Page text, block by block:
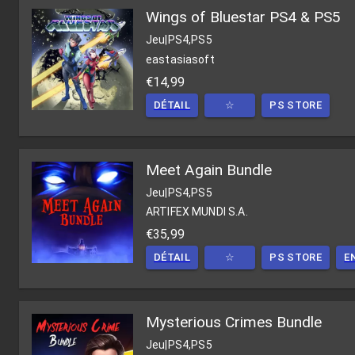
Wings of Bluestar PS4 & PS5
Jeu PS4,PS5
eastasiasoft
€14,99
DÉTAIL ☆ PS STORE
Meet Again Bundle
Jeu|PS4,PS5
ARTIFEX MUNDI S.A.
€35,99
DÉTAIL ☆ PS STORE
Mysterious Crimes Bundle
Jeu PS4,PS5